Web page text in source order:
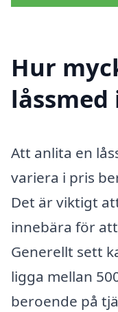
Hur
låssmed
Att anlita en
variera i pris
Det är viktigt
innebära för
Generellt sett
ligga mellan
beroende på